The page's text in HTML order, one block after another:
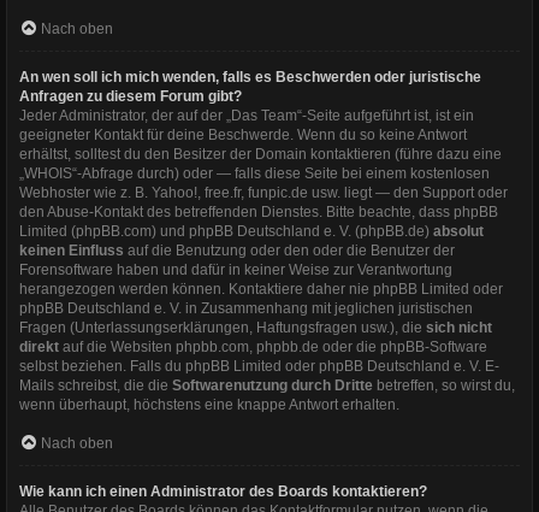
Nach oben
An wen soll ich mich wenden, falls es Beschwerden oder juristische
Anfragen zu diesem Forum gibt?
Jeder Administrator, der auf der „Das Team“-Seite aufgeführt ist, ist ein
geeigneter Kontakt für deine Beschwerde. Wenn du so keine Antwort
erhältst, solltest du den Besitzer der Domain kontaktieren (führe dazu eine
„WHOIS“-Abfrage durch) oder — falls diese Seite bei einem kostenlosen
Webhoster wie z. B. Yahoo!, free.fr, funpic.de usw. liegt — den Support oder
den Abuse-Kontakt des betreffenden Dienstes. Bitte beachte, dass phpBB
Limited (phpBB.com) und phpBB Deutschland e. V. (phpBB.de) absolut
keinen Einfluss auf die Benutzung oder den oder die Benutzer der
Forensoftware haben und dafür in keiner Weise zur Verantwortung
herangezogen werden können. Kontaktiere daher nie phpBB Limited oder
phpBB Deutschland e. V. in Zusammenhang mit jeglichen juristischen
Fragen (Unterlassungserklärungen, Haftungsfragen usw.), die sich nicht
direkt auf die Websiten phpbb.com, phpbb.de oder die phpBB-Software
selbst beziehen. Falls du phpBB Limited oder phpBB Deutschland e. V. E-
Mails schreibst, die die Softwarenutzung durch Dritte betreffen, so wirst du,
wenn überhaupt, höchstens eine knappe Antwort erhalten.
Nach oben
Wie kann ich einen Administrator des Boards kontaktieren?